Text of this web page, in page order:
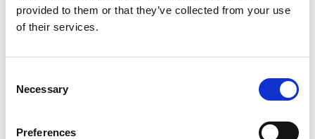
provided to them or that they’ve collected from your use
of their services.
Selection
Necessary
Preferences
Camic e Soci
Italia